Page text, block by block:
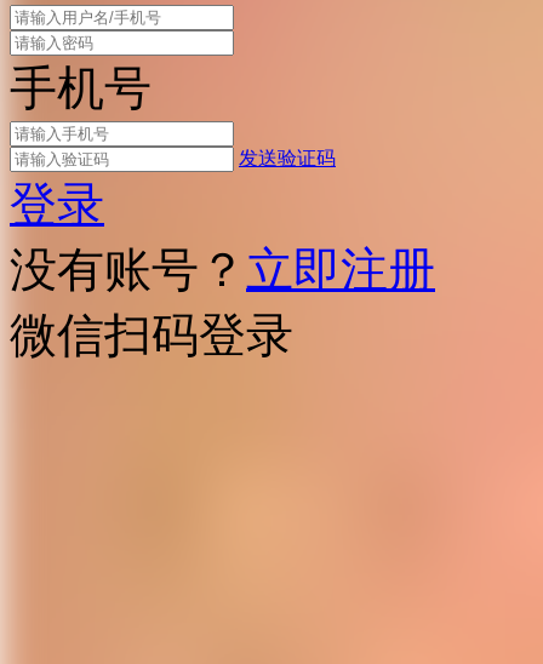
手机号
发送验证码
登录
没有账号？ 立即注册
微信扫码登录